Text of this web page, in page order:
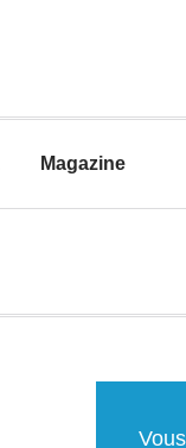
Magazine